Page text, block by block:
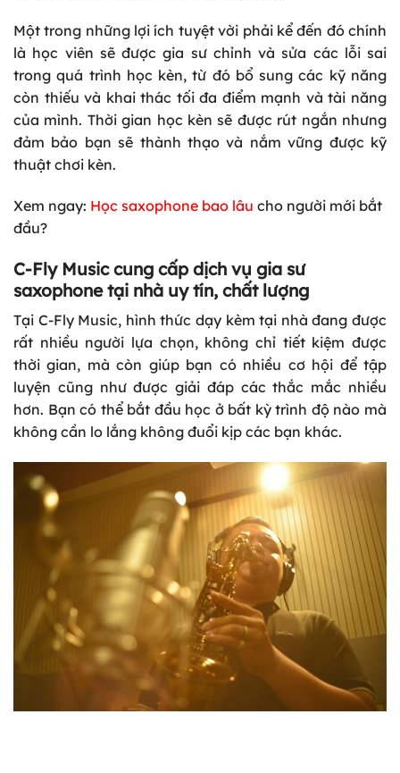
Một trong những lợi ích tuyệt vời phải kể đến đó chính
là học viên sẽ được gia sư chỉnh và sửa các lỗi sai
trong quá trình học kèn, từ đó bổ sung các kỹ năng
còn thiếu và khai thác tối đa điểm mạnh và tài năng
của mình. Thời gian học kèn sẽ được rút ngắn nhưng
đảm bảo bạn sẽ thành thạo và nắm vững được kỹ
thuật chơi kèn.
Xem ngay: Học saxophone bao lâu cho người mới bắt
đầu?
C-Fly Music cung cấp dịch vụ gia sư
saxophone tại nhà uy tín, chất lượng
Tại C-Fly Music, hình thức dạy kèm tại nhà đang được
rất nhiều người lựa chọn, không chỉ tiết kiệm được
thời gian, mà còn giúp bạn có nhiều cơ hội để tập
luyện cũng như được giải đáp các thắc mắc nhiều
hơn. Bạn có thể bắt đầu học ở bất kỳ trình độ nào mà
không cần lo lắng không đuổi kịp các bạn khác.